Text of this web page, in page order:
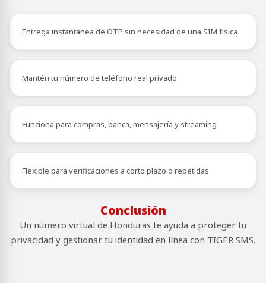
Entrega instantánea de OTP sin necesidad de una SIM física
Mantén tu número de teléfono real privado
Funciona para compras, banca, mensajería y streaming
Flexible para verificaciones a corto plazo o repetidas
Conclusión
Un número virtual de Honduras te ayuda a proteger tu
privacidad y gestionar tu identidad en línea con TIGER SMS.